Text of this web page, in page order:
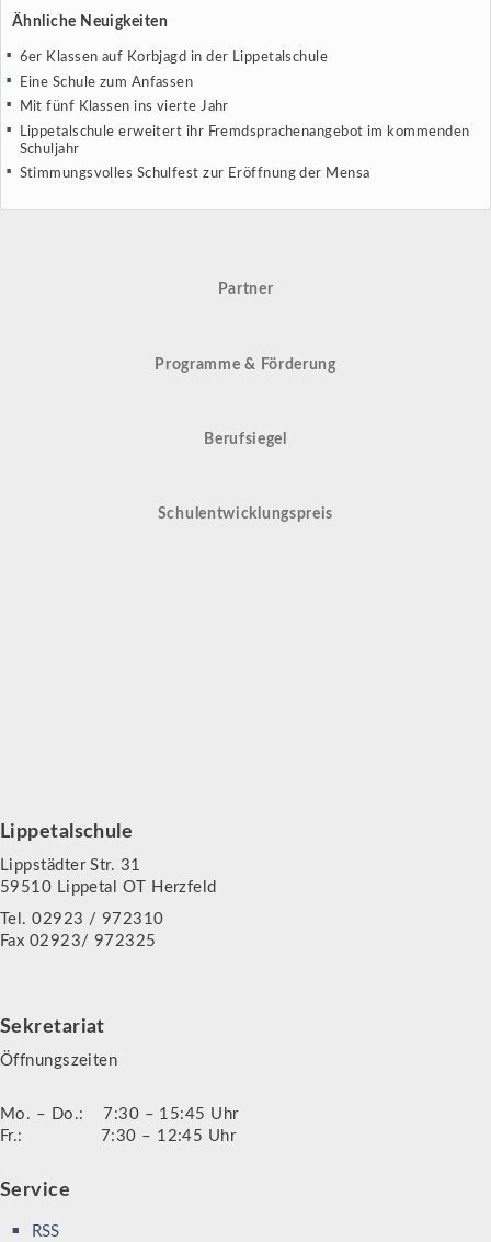
Ähnliche Neuigkeiten
6er Klassen auf Korbjagd in der Lippetalschule
Eine Schule zum Anfassen
Mit fünf Klassen ins vierte Jahr
Lippetalschule erweitert ihr Fremdsprachenangebot im kommenden
Schuljahr
Stimmungsvolles Schulfest zur Eröffnung der Mensa
Partner
Programme & Förderung
Berufsiegel
Schulentwicklungspreis
Lippetalschule
Lippstädter Str. 31
59510 Lippetal OT Herzfeld
Tel. 02923 / 972310
Fax 02923/ 972325
Sekretariat
Öffnungszeiten
Mo. – Do.: 7:30 – 15:45 Uhr
Fr.: 7:30 – 12:45 Uhr
Service
RSS